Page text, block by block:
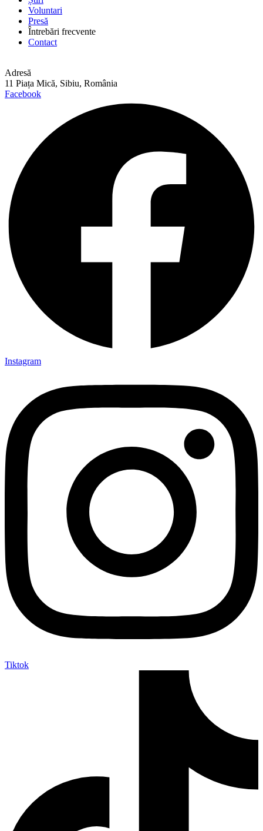
Voluntari
Presă
Întrebări frecvente
Contact
Adresă
11 Piața Mică, Sibiu, România
Facebook
Instagram
Tiktok